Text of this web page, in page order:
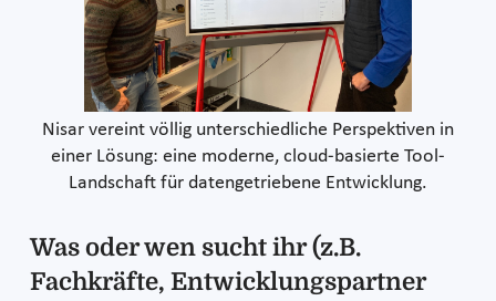
Nisar vereint völlig unterschiedliche Perspektiven in
einer Lösung: eine moderne, cloud-basierte Tool-
Landschaft für datengetriebene Entwicklung.
Was oder wen sucht ihr (z.B.
Fachkräfte, Entwicklungspartner